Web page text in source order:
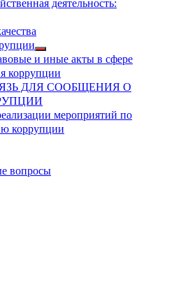
деятельность:
Показать
подменю
и иные акты в сфере
коррупции
ДЛЯ СООБЩЕНИЯ О
мероприятий по
коррупции
вопросы